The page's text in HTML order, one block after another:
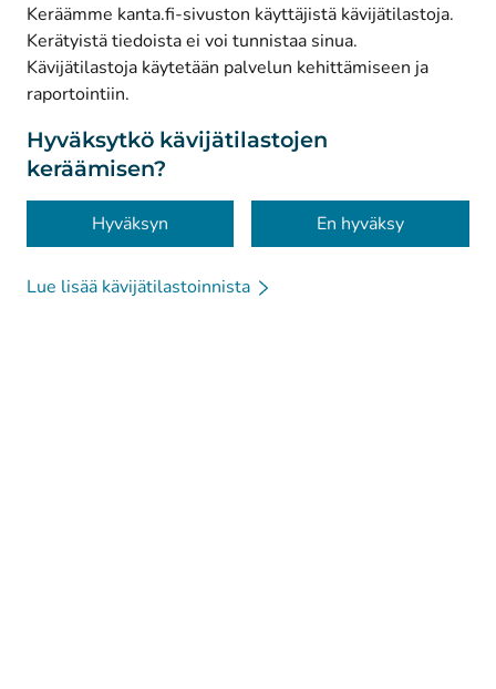
Keräämme kanta.fi-sivuston käyttäjistä kävijätilastoja.
Kerätyistä tiedoista ei voi tunnistaa sinua.
Kävijätilastoja käytetään palvelun kehittämiseen ja
raportointiin.
Hyväksytkö kävijätilastojen
keräämisen?
Hyväksyn En hyväksy
Lue lisää kävijätilastoinnista
© Kanta-Palvelut, Kansaneläkelaitos
Tietosuoja
Tietoa sivustosta
Saavutettavuus
Evästeet